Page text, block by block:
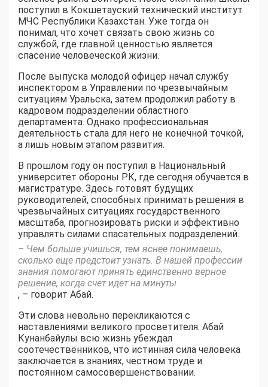
поступил в Кокшетауский технический институт
МЧС Республики Казахстан. Уже тогда он
понимал, что хочет связать свою жизнь со
службой, где главной ценностью является
спасение человеческой жизни.
После выпуска молодой офицер начал службу
инспектором в Управлении по чрезвычайным
ситуациям Уральска, затем продолжил работу в
кадровом подразделении областного
департамента. Однако профессиональная
деятельность стала для него не конечной точкой,
а лишь новым этапом развития.
В прошлом году он поступил в Национальный
университет обороны РК, где сегодня обучается в
магистратуре. Здесь готовят будущих
руководителей, способных принимать решения в
чрезвычайных ситуациях государственного
масштаба, прогнозировать риски и эффективно
управлять силами спасательных подразделений.
– Чем больше учишься, тем яснее понимаешь,
сколько еще предстоит узнать. В нашей профессии
знания помогают принять единственно верное
решение, когда счет идет на минуты
, – говорит Абай.
Эти слова невольно перекликаются с
наставлениями великого просветителя. Абай
Кунанбайулы всю жизнь убеждал
соотечественников, что истинная сила человека
заключается в знаниях, честном труде и
постоянном самосовершенствовании.